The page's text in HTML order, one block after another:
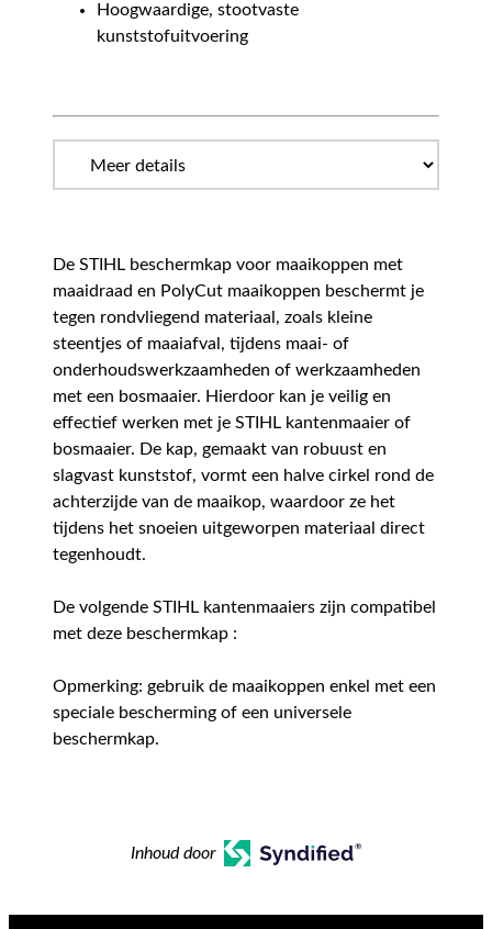
Hoogwaardige, stootvaste
kunststofuitvoering
De STIHL beschermkap voor maaikoppen met
maaidraad en PolyCut maaikoppen beschermt je
tegen rondvliegend materiaal, zoals kleine
steentjes of maaiafval, tijdens maai- of
onderhoudswerkzaamheden of werkzaamheden
met een bosmaaier. Hierdoor kan je veilig en
effectief werken met je STIHL kantenmaaier of
bosmaaier. De kap, gemaakt van robuust en
slagvast kunststof, vormt een halve cirkel rond de
achterzijde van de maaikop, waardoor ze het
tijdens het snoeien uitgeworpen materiaal direct
tegenhoudt.
De volgende STIHL kantenmaaiers zijn compatibel
met deze beschermkap :
Opmerking: gebruik de maaikoppen enkel met een
speciale bescherming of een universele
beschermkap.
Inhoud door